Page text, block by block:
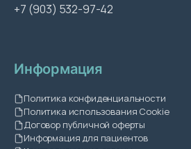
+7 (903) 532-97-42
Информация
Политика конфиденциальности
Политика использования Cookie
Договор публичной оферты
Информация для пациентов